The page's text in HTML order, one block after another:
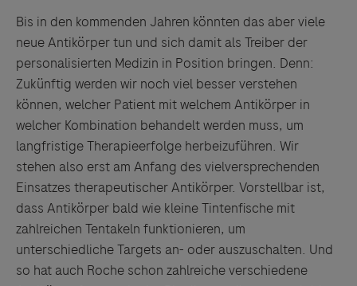
Bis in den kommenden Jahren könnten das aber viele
neue Antikörper tun und sich damit als Treiber der
personalisierten Medizin in Position bringen. Denn:
Zukünftig werden wir noch viel besser verstehen
können, welcher Patient mit welchem Antikörper in
welcher Kombination behandelt werden muss, um
langfristige Therapieerfolge herbeizuführen. Wir
stehen also erst am Anfang des vielversprechenden
Einsatzes therapeutischer Antikörper. Vorstellbar ist,
dass Antikörper bald wie kleine Tintenfische mit
zahlreichen Tentakeln funktionieren, um
unterschiedliche Targets an- oder auszuschalten. Und
so hat auch Roche schon zahlreiche verschiedene